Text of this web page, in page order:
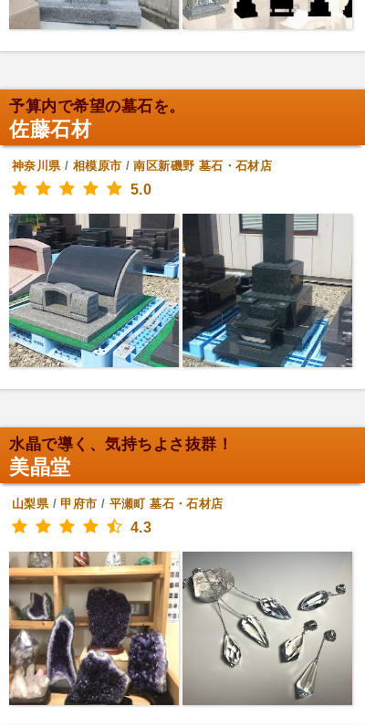
予算内で希望の墓石を。
佐藤石材
神奈川県/ 相模原市 /南区新磯野 墓石・石材店
5.0
水晶で導く、気持ちよさ抜群！
美晶堂
山梨県/甲府市 / 平瀬町 墓石・石材店
4.3